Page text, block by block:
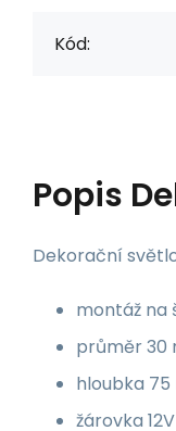
Kód:
Popis
Dekorační
montáž na
průměr 30
hloubka
žárovka